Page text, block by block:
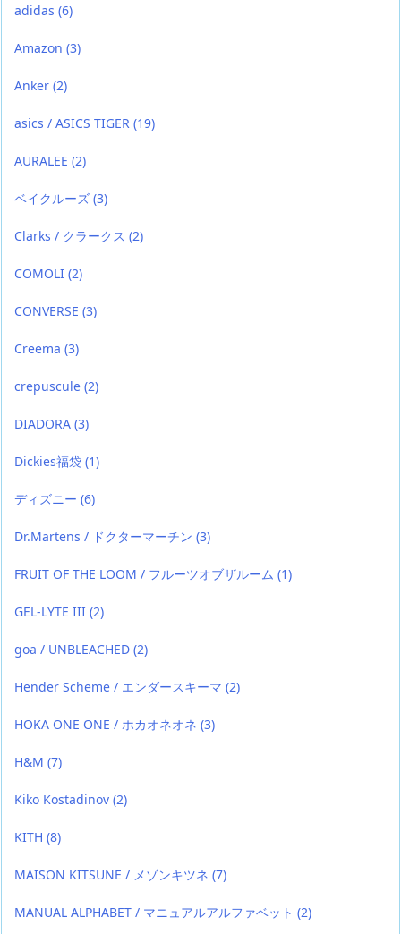
adidas (6)
Amazon (3)
Anker (2)
asics / ASICS TIGER (19)
AURALEE (2)
ベイクルーズ (3)
Clarks / クラークス (2)
COMOLI (2)
CONVERSE (3)
Creema (3)
crepuscule (2)
DIADORA (3)
Dickies福袋 (1)
ディズニー (6)
Dr.Martens / ドクターマーチン (3)
FRUIT OF THE LOOM / フルーツオブザルーム (1)
GEL-LYTE III (2)
goa / UNBLEACHED (2)
Hender Scheme / エンダースキーマ (2)
HOKA ONE ONE / ホカオネオネ (3)
H&M (7)
Kiko Kostadinov (2)
KITH (8)
MAISON KITSUNE / メゾンキツネ (7)
MANUAL ALPHABET / マニュアルアルファベット (2)